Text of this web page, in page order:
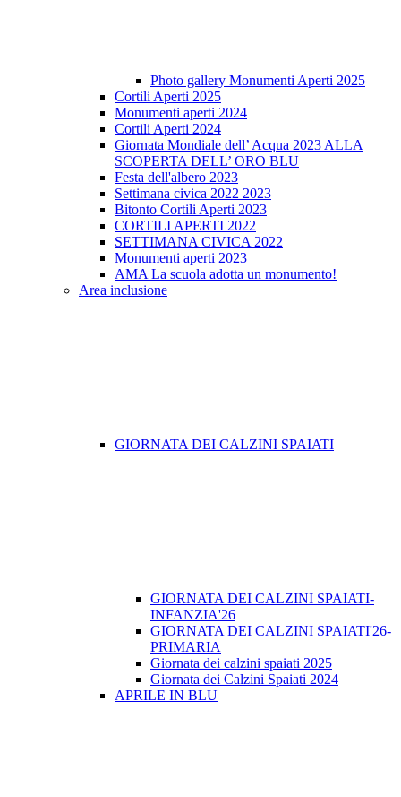
Photo gallery Monumenti Aperti 2025
Cortili Aperti 2025
Monumenti aperti 2024
Cortili Aperti 2024
Giornata Mondiale dell’ Acqua 2023 ALLA
SCOPERTA DELL’ ORO BLU
Festa dell'albero 2023
Settimana civica 2022 2023
Bitonto Cortili Aperti 2023
CORTILI APERTI 2022
SETTIMANA CIVICA 2022
Monumenti aperti 2023
AMA La scuola adotta un monumento!
Area inclusione
GIORNATA DEI CALZINI SPAIATI
GIORNATA DEI CALZINI SPAIATI-
INFANZIA'26
GIORNATA DEI CALZINI SPAIATI'26-
PRIMARIA
Giornata dei calzini spaiati 2025
Giornata dei Calzini Spaiati 2024
APRILE IN BLU